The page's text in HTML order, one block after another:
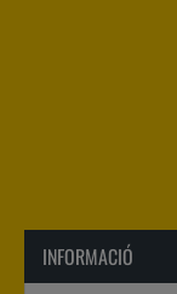
INFORMACIÓ